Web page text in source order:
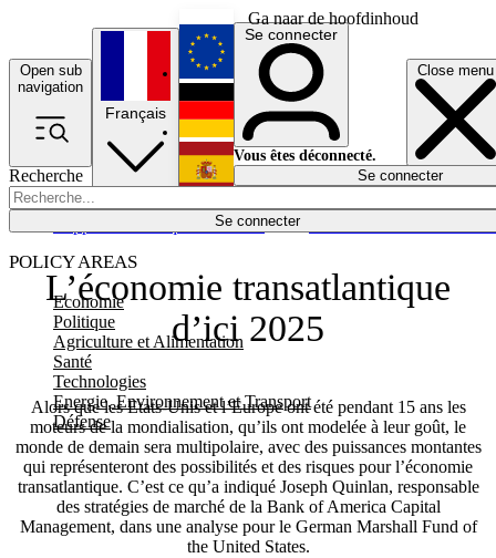
Ga naar de hoofdinhoud
Open sub
navigation
Close menu
Recherche
Se connecter
POLICY AREAS
Economie
Politique
Agriculture et Alimentation
Santé
Technologies
Energie, Environnement et Transport
Défense
Économie
Français
English
Deutsch
Español
Se connecter
Vous êtes déconnecté.
Se connecter
L’économie transatlantique
d’ici 2025
Alors que les Etats-Unis et l’Europe ont été pendant 15 ans les
moteurs de la mondialisation, qu’ils ont modelée à leur goût, le
monde de demain sera multipolaire, avec des puissances montantes
qui représenteront des possibilités et des risques pour l’économie
transatlantique. C’est ce qu’a indiqué Joseph Quinlan, responsable
des stratégies de marché de la Bank of America Capital
Management, dans une analyse pour le German Marshall Fund of
the United States.